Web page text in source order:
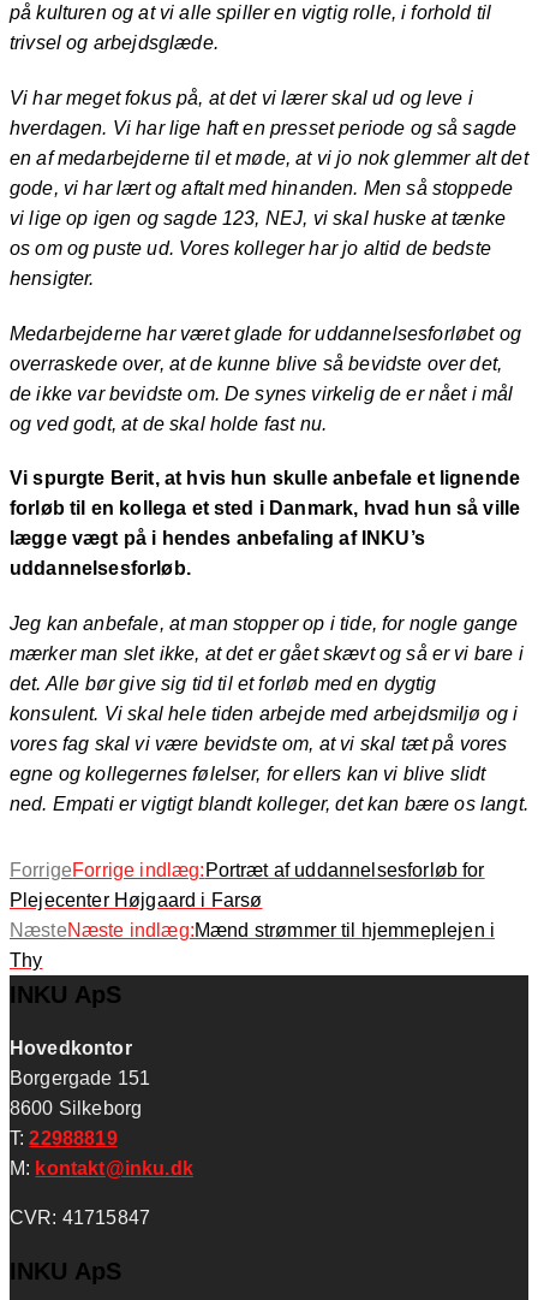
på kulturen og at vi alle spiller en vigtig rolle, i forhold til
trivsel og arbejdsglæde.
Vi har meget fokus på, at det vi lærer skal ud og leve i
hverdagen. Vi har lige haft en presset periode og så sagde
en af medarbejderne til et møde, at vi jo nok glemmer alt det
gode, vi har lært og aftalt med hinanden. Men så stoppede
vi lige op igen og sagde 123, NEJ, vi skal huske at tænke
os om og puste ud. Vores kolleger har jo altid de bedste
hensigter.
Medarbejderne har været glade for uddannelsesforløbet og
overraskede over, at de kunne blive så bevidste over det,
de ikke var bevidste om. De synes virkelig de er nået i mål
og ved godt, at de skal holde fast nu.
Vi spurgte Berit, at hvis hun skulle anbefale et lignende
forløb til en kollega et sted i Danmark, hvad hun så ville
lægge vægt på i hendes anbefaling af INKU’s
uddannelsesforløb.
Jeg kan anbefale, at man stopper op i tide, for nogle gange
mærker man slet ikke, at det er gået skævt og så er vi bare i
det. Alle bør give sig tid til et forløb med en dygtig
konsulent. Vi skal hele tiden arbejde med arbejdsmiljø og i
vores fag skal vi være bevidste om, at vi skal tæt på vores
egne og kollegernes følelser, for ellers kan vi blive slidt
ned. Empati er vigtigt blandt kolleger, det kan bære os langt.
ForrigeForrige indlæg: Portræt af uddannelsesforløb for
Plejecenter Højgaard i Farsø
NæsteNæste indlæg:Mænd strømmer til hjemmeplejen i
Thy
INKU ApS
Hovedkontor
Borgergade 151
8600 Silkeborg
T:22988819
M: kontakt@inku.dk
CVR: 41715847
INKU ApS